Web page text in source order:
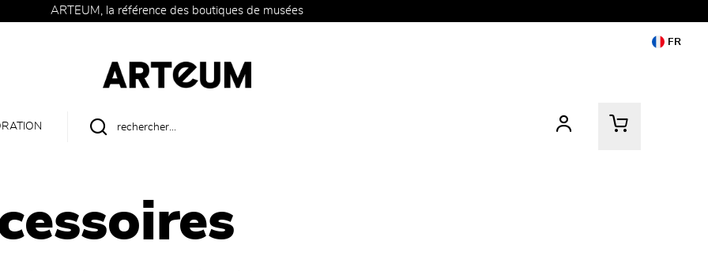
ARTEUM, la référence des boutiques de musées
FR